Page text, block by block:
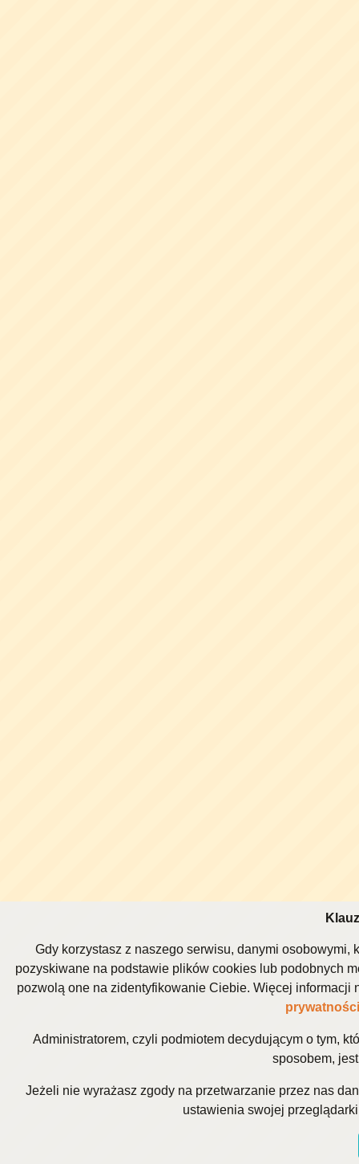
Gdy korzystasz z naszego serwisu, danymi osobowymi,
pozyskiwane na podstawie plików cookies lub podobnych
pozwolą one na zidentyfikowanie Ciebie. Więcej
prywatności
Administratorem, czyli podmiotem decydującym o tym,
sposobem,
Jeżeli nie wyrażasz zgody na przetwarzanie przez nas
ustawienia swojej